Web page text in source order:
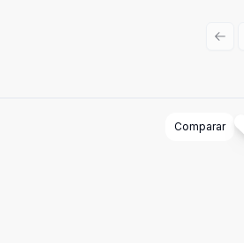
Comparar